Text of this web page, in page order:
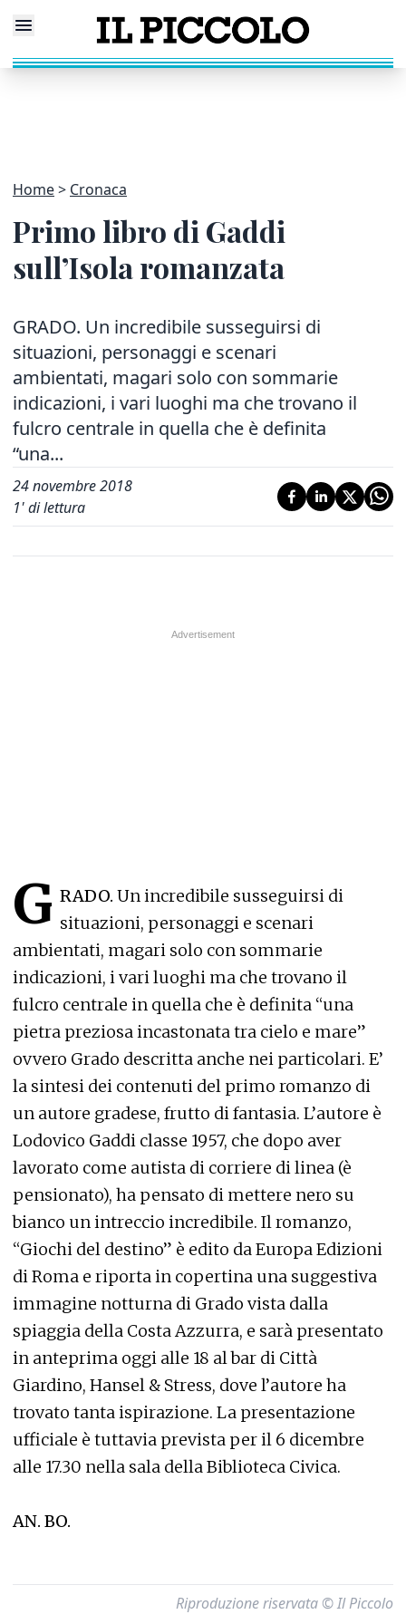
Home Cronaca
Primo libro di Gaddi
sull’Isola romanzata
GRADO. Un incredibile susseguirsi di
situazioni, personaggi e scenari
ambientati, magari solo con sommarie
indicazioni, i vari luoghi ma che trovano il
fulcro centrale in quella che è definita
“una...
24 novembre 2018
1' di lettura
G RADO. Un incredibile susseguirsi di
situazioni, personaggi e scenari
ambientati, magari solo con sommarie
indicazioni, i vari luoghi ma che trovano il
fulcro centrale in quella che è definita “una
pietra preziosa incastonata tra cielo e mare”
ovvero Grado descritta anche nei particolari. E’
la sintesi dei contenuti del primo romanzo di
un autore gradese, frutto di fantasia. L’autore è
Lodovico Gaddi classe 1957, che dopo aver
lavorato come autista di corriere di linea (è
pensionato), ha pensato di mettere nero su
bianco un intreccio incredibile. Il romanzo,
“Giochi del destino” è edito da Europa Edizioni
di Roma e riporta in copertina una suggestiva
immagine notturna di Grado vista dalla
spiaggia della Costa Azzurra, e sarà presentato
in anteprima oggi alle 18 al bar di Città
Giardino, Hansel & Stress, dove l’autore ha
trovato tanta ispirazione. La presentazione
ufficiale è tuttavia prevista per il 6 dicembre
alle 17.30 nella sala della Biblioteca Civica.
AN. BO.
Riproduzione riservata © Il Piccolo